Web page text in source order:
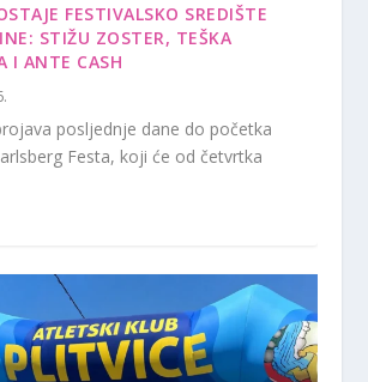
FESTIVALSKO SREDIŠTE
STIŽU ZOSTER, TEŠKA
I ANTE CASH
posljednje dane do početka
Festa, koji će od četvrtka